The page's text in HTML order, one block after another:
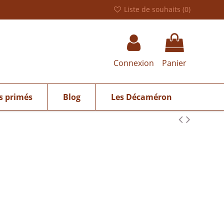
Liste de souhaits (0)
Connexion Panier
primés Blog Les Décaméron